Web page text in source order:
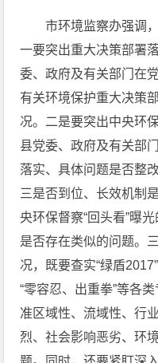
市环境监察办强调
一要突出重大决策部署
委、政府及有关部门在
有关环境保护重大决策
况。二是要突出中央环
县党委、政府及有关部
落实、具体问题是否整
三是否到位、长效机制
央环保督察“回头看”曝
是否存在类似的问题。
况，既要查实“绿盾
“零容忍、出重拳”等各
准区域性、流域性、行
烈、社会影响恶劣、环